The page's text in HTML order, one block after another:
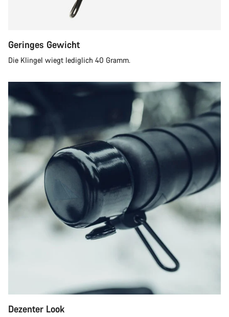
Geringes Gewicht
Die Klingel wiegt lediglich 40 Gramm.
Dezenter Look